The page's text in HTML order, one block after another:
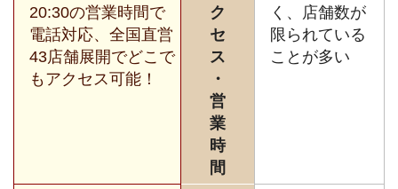
20:30の営業時間で
電話対応、全国直営
43店舗展開でどこで
もアクセス可能！
ク
セ
ス
・
営
業
時
間
く、店舗数が
限られている
ことが多い